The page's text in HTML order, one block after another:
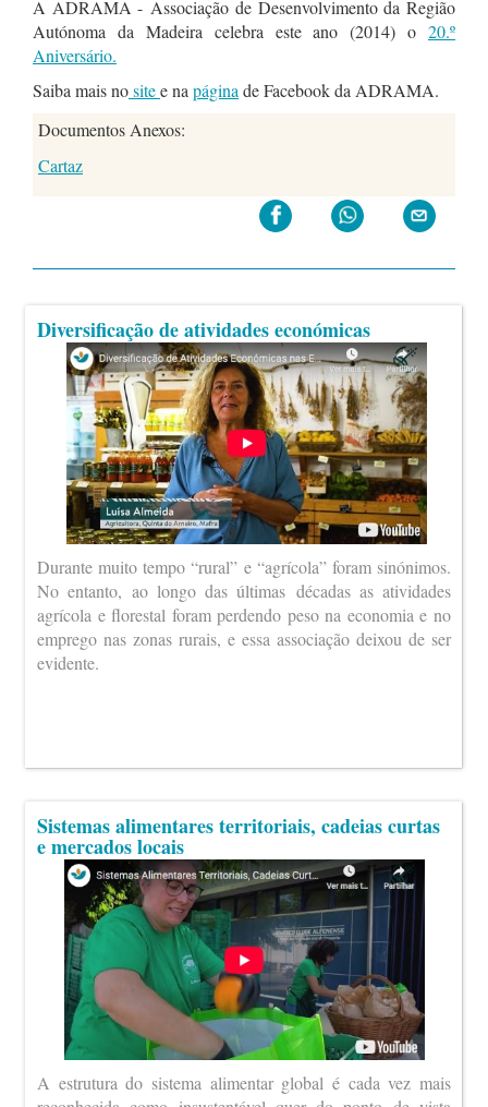
A ADRAMA - Associação de Desenvolvimento da Região
Autónoma da Madeira celebra este ano (2014) o 20.º
Aniversário.
Saiba mais nositee na página de Facebook da ADRAMA.
Documentos Anexos:
Cartaz
Diversificação de atividades económicas
Durante muito tempo “rural” e “agrícola” foram sinónimos.
No entanto, ao longo das últimas décadas as atividades
agrícola e florestal foram perdendo peso na economia e no
emprego nas zonas rurais, e essa associação deixou de ser
evidente.
Sistemas alimentares territoriais, cadeias curtas
e mercados locais
A estrutura do sistema alimentar global é cada vez mais